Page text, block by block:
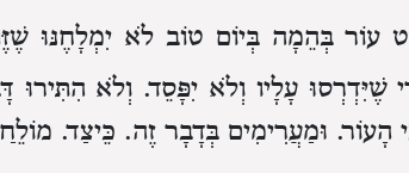
עוֹר בְּהֵמָה בְּיוֹם טוֹב לֹא יִמְלָחֶנּוּ
שֶׁיִּדְרְסוּ עָלָיו וְלֹא יִפָּסֵד. וְלֹא הִתִּירוּ
הָעוֹר. וּמַעֲרִימִים בְּדָבָר זֶה. כֵּיצַד.